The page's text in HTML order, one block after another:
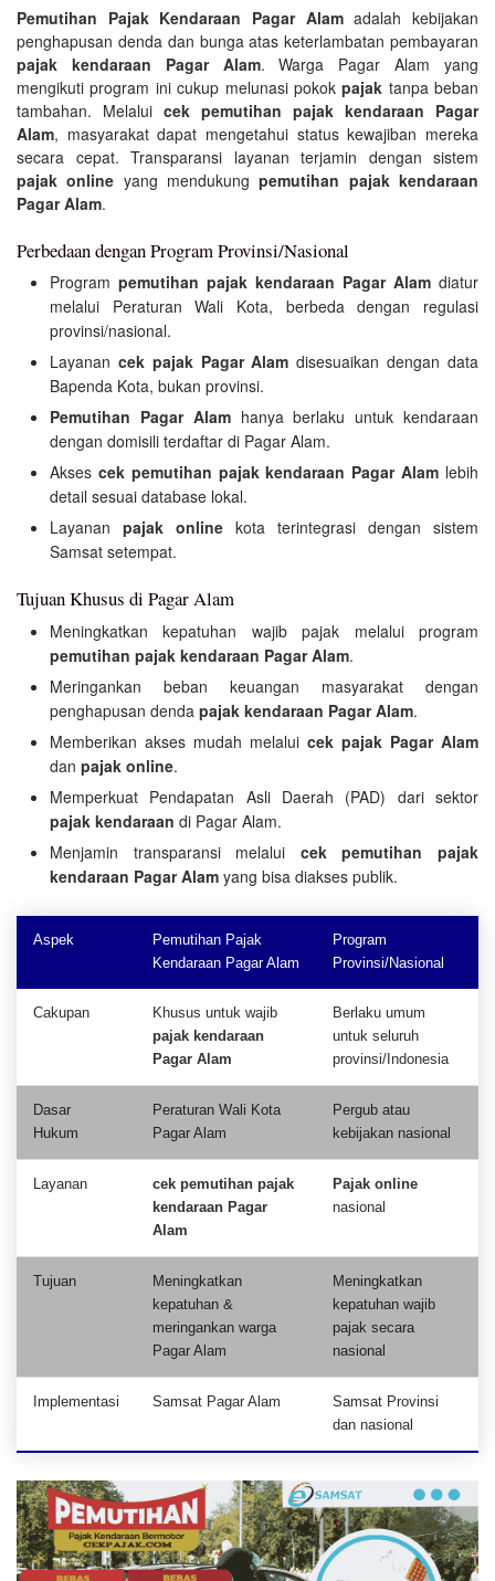
Pemutihan Pajak Kendaraan Pagar Alamadalah kebijakan
penghapusan denda dan bunga atas keterlambatan pembayaran
pajak kendaraan Pagar Alam. Warga Pagar Alam yang
mengikuti program ini cukup melunasi pokokpajak tanpa beban
tambahan. Melalui cek pemutihan pajak kendaraan Pagar
Alam, masyarakat dapat mengetahui status kewajiban mereka
secara cepat. Transparansi layanan terjamin dengan sistem
pajak online yang mendukungpemutihan pajak kendaraan
Pagar Alam.
Perbedaan dengan Program Provinsi/Nasional
Program pemutihan pajak kendaraan Pagar Alam diatur
melalui Peraturan Wali Kota, berbeda dengan regulasi
provinsi/nasional.
Layanan cek pajak Pagar Alam disesuaikan dengan data
Bapenda Kota, bukan provinsi.
Pemutihan Pagar Alamhanya berlaku untuk kendaraan
dengan domisili terdaftar di Pagar Alam.
Akses cek pemutihan pajak kendaraan Pagar Alam lebih
detail sesuai database lokal.
Layanan pajak online kota terintegrasi dengan sistem
Samsat setempat.
Tujuan Khusus di Pagar Alam
Meningkatkan kepatuhan wajib pajak melalui program
pemutihan pajak kendaraan Pagar Alam.
Meringankan beban keuangan masyarakat dengan
penghapusan denda pajak kendaraan Pagar Alam.
Memberikan akses mudah melalui cek pajak Pagar Alam
dan pajak online.
Memperkuat Pendapatan Asli Daerah (PAD) dari sektor
pajak kendaraan di Pagar Alam.
Menjamin transparansi melalui cek pemutihan pajak
kendaraan Pagar Alam yang bisa diakses publik.
Aspek
Pemutihan Pajak
Kendaraan Pagar Alam
Program
Provinsi/Nasional
Cakupan
Khusus untuk wajib
pajak kendaraan
Pagar Alam
Berlaku umum
untuk seluruh
provinsi/Indonesia
Dasar
Hukum
Peraturan Wali Kota
Pagar Alam
Pergub atau
kebijakan nasional
Layanan
cek pemutihan pajak
kendaraan Pagar
Alam
Pajak online
nasional
Tujuan
Meningkatkan
kepatuhan &
meringankan warga
Pagar Alam
Meningkatkan
kepatuhan wajib
pajak secara
nasional
Implementasi Samsat Pagar Alam
Samsat Provinsi
dan nasional